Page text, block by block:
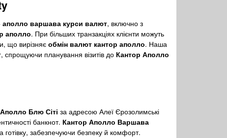
аполло варшава курси валют, включно з
аполло. При більших транзакціях клієнти можуть
що вирізняє обмін валют кантор аполло. Наша
, спрощуючи планування візитів до Кантор Аполло
Блю Сіті за адресою Алеї Єрозолимські
банкнот. Кантор Аполло Варшава
готівку, забезпечуючи безпеку й комфорт.